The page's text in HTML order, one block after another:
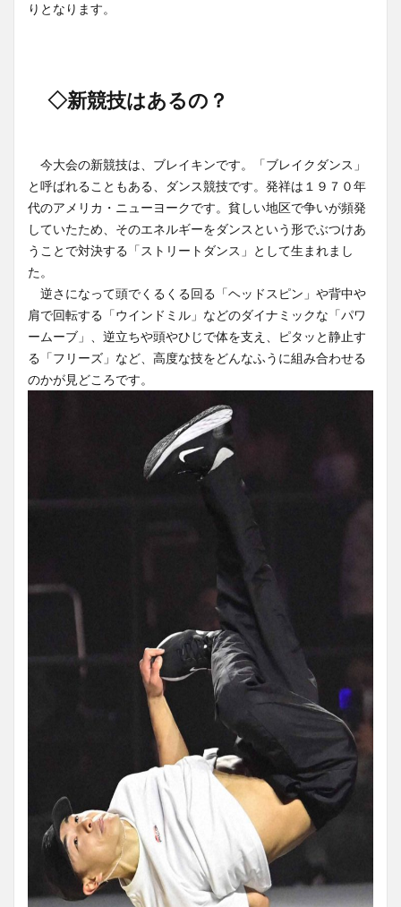
りとなります。
◇新競技はあるの？
今大会の新競技は、ブレイキンです。「ブレイクダンス」
と呼ばれることもある、ダンス競技です。発祥は１９７０年
代のアメリカ・ニューヨークです。貧しい地区で争いが頻発
していたため、そのエネルギーをダンスという形でぶつけあ
うことで対決する「ストリートダンス」として生まれまし
た。
逆さになって頭でくるくる回る「ヘッドスピン」や背中や
肩で回転する「ウインドミル」などのダイナミックな「パワ
ームーブ」、逆立ちや頭やひじで体を支え、ピタッと静止す
る「フリーズ」など、高度な技をどんなふうに組み合わせる
のかが見どころです。